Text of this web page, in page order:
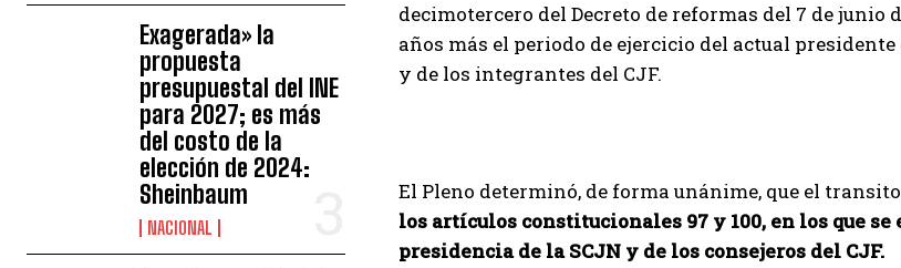
Exagerada» la
propuesta
presupuestal del INE
para 2027; es más
del costo de la
elección de 2024:
Sheinbaum
NACIONAL
decimotercero del Decreto de reformas del 7 de junio
años más el periodo de ejercicio del actual
y de los integrantes del CJF.
El Pleno determinó, de forma unánime, que el
los artículos constitucionales 97 y 100, en los que
presidencia de la SCJN y de los consejeros del CJF.